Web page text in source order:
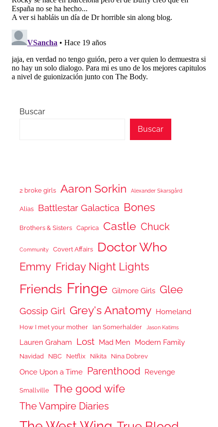
Buscar
Buscar
2 broke girls Aaron Sorkin Alexander Skarsgård
Alias Battlestar Galactica Bones
Brothers & Sisters Caprica Castle Chuck
Community Covert Affairs Doctor Who
Emmy Friday Night Lights
Friends Fringe Gilmore Girls Glee
Gossip Girl Grey's Anatomy Homeland
How I met your mother Ian Somerhalder Jason Katims
Lauren Graham Lost Mad Men Modern Family
Navidad NBC Netflix Nikita Nina Dobrev
Once Upon a Time Parenthood Revenge
Smallville The good wife
The Vampire Diaries